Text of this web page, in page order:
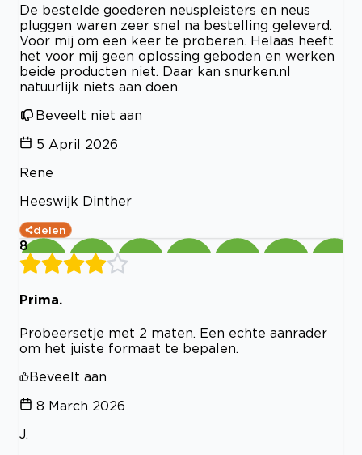
De bestelde goederen neuspleisters en neus
pluggen waren zeer snel na bestelling geleverd.
Voor mij om een keer te proberen. Helaas heeft
het voor mij geen oplossing geboden en werken
beide producten niet. Daar kan snurken.nl
natuurlijk niets aan doen.
Beveelt niet aan
5 April 2026
Rene
Heeswijk Dinther
delen
8
Prima.
Probeersetje met 2 maten. Een echte aanrader
om het juiste formaat te bepalen.
Beveelt aan
8 March 2026
J.